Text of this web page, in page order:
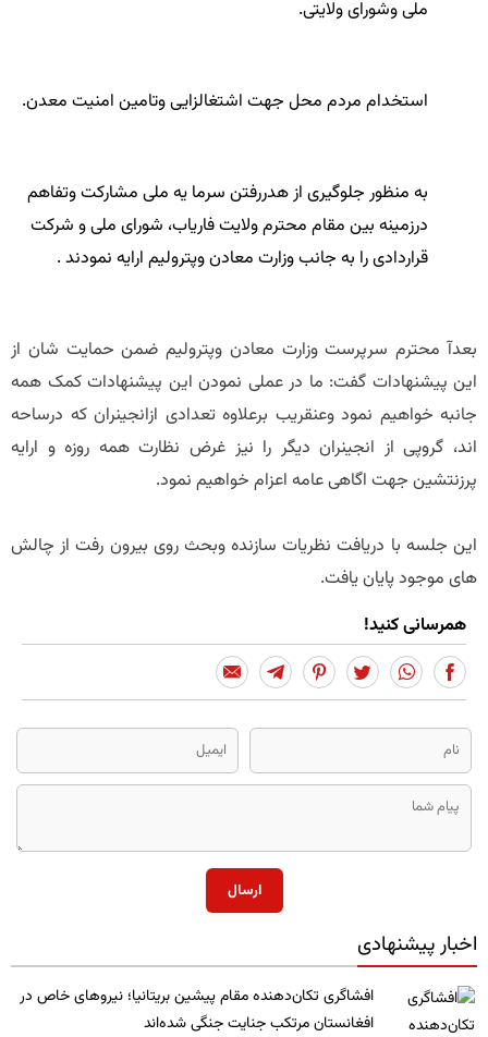
ملی وشورای ولایتی.
استخدام مردم محل جهت اشتغالزایی وتامین امنیت معدن.
به منظور جلوگیری از هدررفتن سرما یه ملی مشارکت وتفاهم
درزمینه بین مقام محترم ولایت فاریاب، شورای ملی و شرکت
قراردادی را به جانب وزارت معادن وپترولیم ارایه نمودند .
بعدآ محترم سرپرست وزارت معادن وپترولیم ضمن حمایت شان از
این پیشنهادات گفت: ما در عملی نمودن این پیشنهادات کمک همه
جانبه خواهیم نمود وعنقریب برعلاوه تعدادی ازانجینران که درساحه
اند، گروپی از انجینران دیگر را نیز غرض نظارت همه روزه و ارایه
پرزنتشین جهت اگاهی عامه اعزام خواهیم نمود.
این جلسه با دریافت نظریات سازنده وبحث روی بیرون رفت از چالش
های موجود پایان یافت.
همرسانی کنید!
ارسال
اخبار پیشنهادی
​افشاگری تکان‌دهنده مقام پیشین بریتانیا؛ نیروهای خاص در
افغانستان مرتکب جنایت جنگی شده‌اند